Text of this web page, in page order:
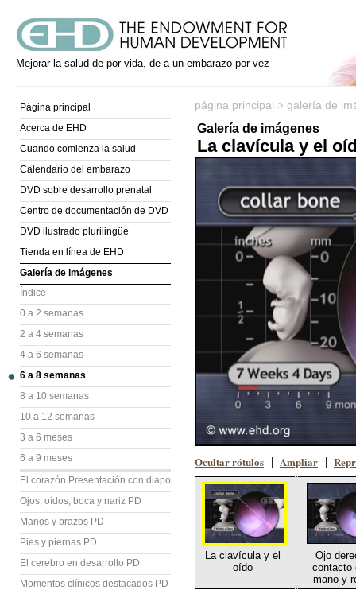
Mejorar la salud de por vida, de a un embarazo por vez
Página principal
Acerca de EHD
Cuando comienza la salud
Calendario del embarazo
DVD sobre desarrollo prenatal
Centro de documentación de DVD
DVD ilustrado plurilingüe
Tienda en línea de EHD
Galería de imágenes
Índice
0 a 2 semanas
2 a 4 semanas
4 a 6 semanas
6 a 8 semanas
8 a 10 semanas
10 a 12 semanas
3 a 6 meses
6 a 9 meses
El corazón Presentación con diapositivas (PD)
Ojos, oídos, boca y nariz PD
Manos y brazos PD
Pies y piernas PD
El cerebro en desarrollo PD
Momentos clínicos destacados PD
página principal > galería de
Galería de imágenes
La clavícula y el
Ocultar rótulos Ampliar
La clavícula y el
oído
Ojo
contacto
mano y